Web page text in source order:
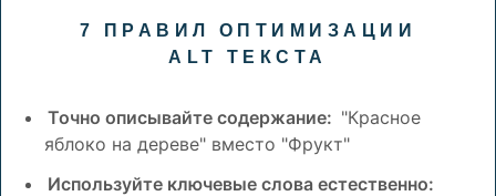
7 ПРАВИЛ ОПТИМИЗАЦИИ
ALT ТЕКСТА
Точно описывайте содержание: "Красное
яблоко на дереве" вместо "Фрукт"
Используйте ключевые слова естественно: